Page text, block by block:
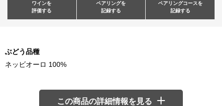
ワインを
評価する
ペアリングを
記録する
ペアリングコースを
記録する
ぶどう品種
ネッビオーロ 100%
この商品の詳細情報を見る